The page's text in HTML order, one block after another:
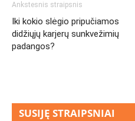
Ankstesnis straipsnis
Iki kokio slėgio pripučiamos
didžiųjų karjerų sunkvežimių
padangos?
SUSIJĘ STRAIPSNIAI